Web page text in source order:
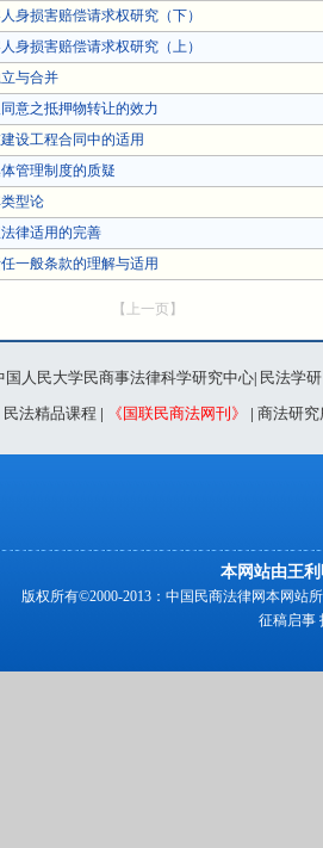
身损害赔偿请求权研究（下）
身损害赔偿请求权研究（上）
与合并
意之抵押物转让的效力
设工程合同中的适用
管理制度的质疑
型论
律适用的完善
一般条款的理解与适用
【上一页】
国人民大学民商事法律科学研究中心| 民法学
民法精品课程 | 《国联民商法网刊》 | 商法研究
本网站由王
版权所有©2000-2013：中国民商法律网本网站
征稿启事